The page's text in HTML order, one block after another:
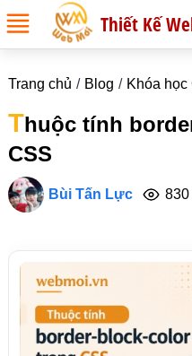
Thiết Kế
Trang chủ Blog Khóa học
Thuộc tính
CSS
Bùi Tấn Lực 830